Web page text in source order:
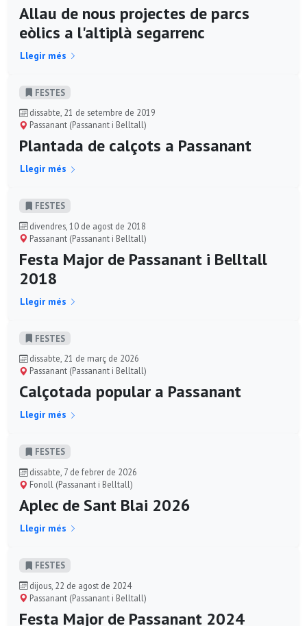
Allau de nous projectes de parcs
eòlics a l'altiplà segarrenc
Llegir més
FESTES
dissabte, 21 de setembre de 2019
Passanant (Passanant i Belltall)
Plantada de calçots a Passanant
Llegir més
FESTES
divendres, 10 de agost de 2018
Passanant (Passanant i Belltall)
Festa Major de Passanant i Belltall
2018
Llegir més
FESTES
dissabte, 21 de març de 2026
Passanant (Passanant i Belltall)
Calçotada popular a Passanant
Llegir més
FESTES
dissabte, 7 de febrer de 2026
Fonoll (Passanant i Belltall)
Aplec de Sant Blai 2026
Llegir més
FESTES
dijous, 22 de agost de 2024
Passanant (Passanant i Belltall)
Festa Major de Passanant 2024